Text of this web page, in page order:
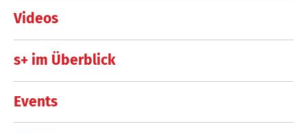
Videos
s+ im Überblick
Events